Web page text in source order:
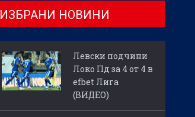
ИЗБРАНИ НОВИНИ
Левски подчини
Локо Пд за 4 от 4 в
efbet Лига
(ВИДЕО)